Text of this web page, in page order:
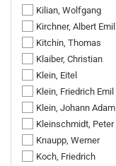
Kilian, Wolfgang
Kirchner, Albert Emil
Kitchin, Thomas
Klaiber, Christian
Klein, Eitel
Klein, Friedrich Emil
Klein, Johann Adam
Kleinschmidt, Peter
Knaupp, Werner
Koch, Friedrich